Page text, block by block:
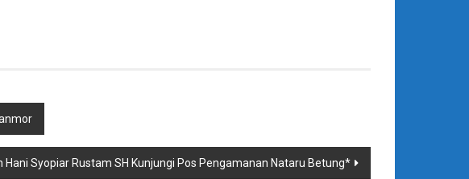
Hani Syopiar Rustam SH Kunjungi Pos Pengamanan Nataru Betung*